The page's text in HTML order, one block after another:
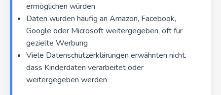
ermöglichen würden
Daten wurden häufig an Amazon, Facebook,
Google oder Microsoft weitergegeben, oft für
gezielte Werbung
Viele Datenschutzerklärungen erwähnten nicht,
dass Kinderdaten verarbeitet oder
weitergegeben werden